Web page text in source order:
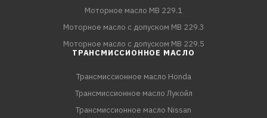
Моторное масло MB 229.1
Моторное масло с допуском MB 229.3
Моторное масло с допуском MB 229.5
ТРАНСМИССИОННОЕ МАСЛО
Трансмиссионное масло Honda
Трансмиссионное масло Лукойл
Трансмиссионное масло Nissan